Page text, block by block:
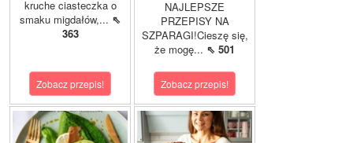
kruche ciasteczka o
smaku migdałów,... ⇖
363
Zobacz przepis!
NAJLEPSZE
PRZEPISY NA
SZPARAGI!Cieszę się,
że mogę... ⇖ 501
Zobacz przepis!